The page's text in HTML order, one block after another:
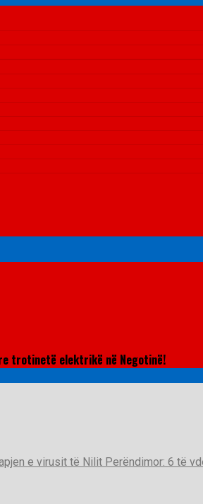
trotinetë elektrikë në Negotinë!
e virusit të Nilit Perëndimor: 6 të